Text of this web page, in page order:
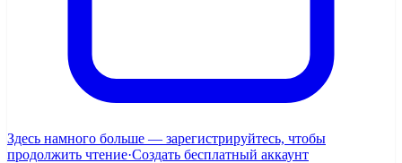
Здесь намного больше — зарегистрируйтесь, чтобы
продолжить чтение·Создать бесплатный аккаунт